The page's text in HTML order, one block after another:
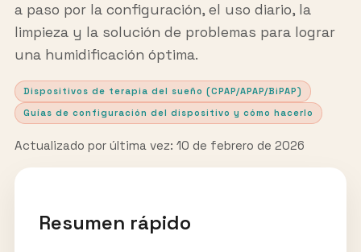
a paso por la configuración, el uso diario, la
limpieza y la solución de problemas para lograr
una humidificación óptima.
Dispositivos de terapia del sueño (CPAP/APAP/BiPAP)
Guías de configuración del dispositivo y cómo hacerlo
Actualizado por última vez: 10 de febrero de 2026
Resumen rápido